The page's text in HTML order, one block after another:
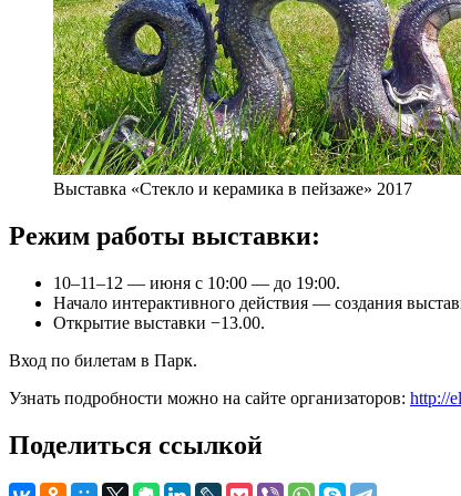
Выставка «Стекло и керамика в пейзаже» 2017
Режим работы выставки:
10–11–12 — июня с 10:00 — до 19:00.
Начало интерактивного действия — создания
Открытие выставки −13.00.
Вход по билетам в Парк.
Узнать подробности можно на сайте организаторов: http://
Поделиться ссылкой